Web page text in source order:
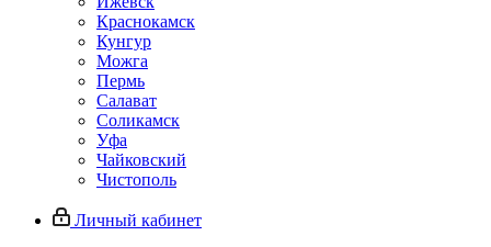
Краснокамск
Кунгур
Можга
Пермь
Салават
Соликамск
Уфа
Чайковский
Чистополь
Личный кабинет